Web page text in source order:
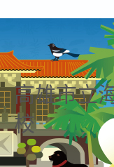
高雄市立
校